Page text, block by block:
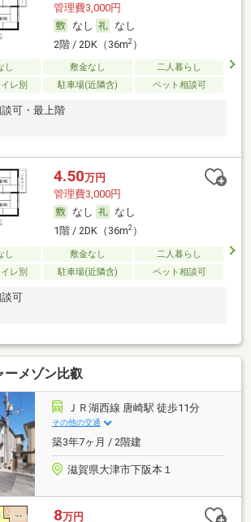
管理費3,000円
なし
なし
2階 / 2DK（36m2）
し 敷金なし
二人暮らし
レ別
駐車場(近隣含) ペット相談可
可・最上階
4.50万円
管理費3,000円
なし
なし
1階 / 2DK（36m2）
し 敷金なし
二人暮らし
レ別
駐車場(近隣含) ペット相談可
可
ーメゾン比叡
ＪＲ湖西線 唐崎駅 徒歩11分
その他の交通
築3年7ヶ月 / 2階建
滋賀県大津市下阪本１
8万円